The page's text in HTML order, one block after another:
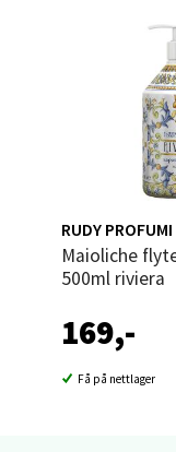
RUDY PROFUMI
Maioliche flytende såpe
500ml riviera
169,-
Få på nettlager